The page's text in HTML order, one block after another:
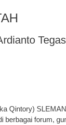
Qintory)
berbagai forum,